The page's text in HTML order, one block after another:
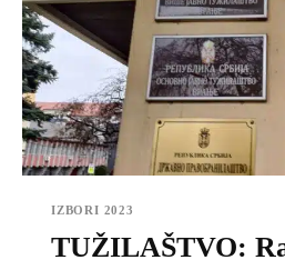
IZBORI 2023
TUŽILAŠTVO: